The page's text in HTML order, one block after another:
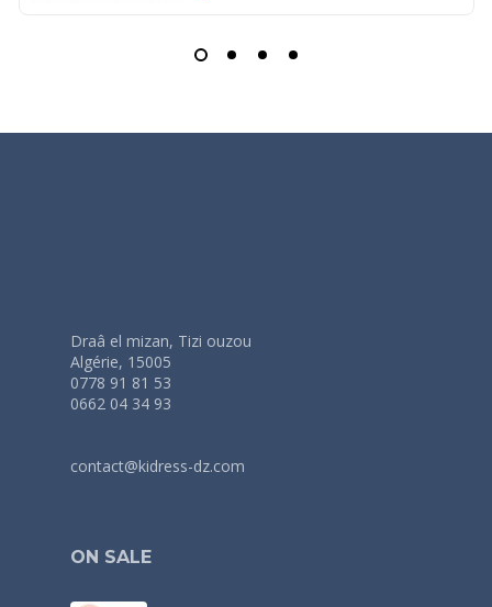
Draâ el mizan, Tizi ouzou
Algérie, 15005
0778 91 81 53
0662 04 34 93
contact@kidress-dz.com
ON SALE